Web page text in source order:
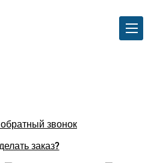
звонок
заказ?